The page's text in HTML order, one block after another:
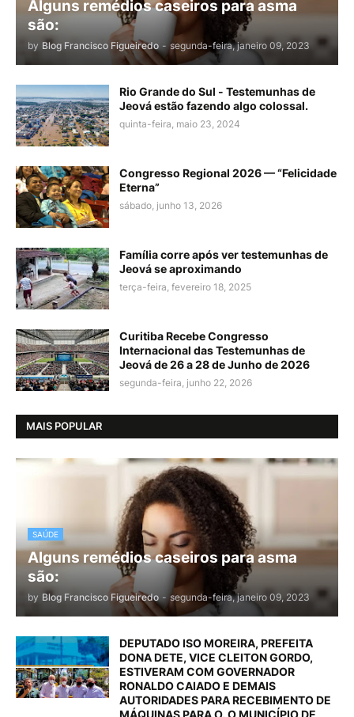
Alguns remédios caseiros para asma
são:
by Blog Francisco Figueiredo - segunda-feira, janeiro 09, 2023
Rio Grande do Sul - Testemunhas de
Jeová estão fazendo algo colossal.
quinta-feira, maio 23, 2024
Congresso Regional 2026 — “Felicidade
Eterna”
sábado, junho 13, 2026
Família corre após ver testemunhas de
Jeová se aproximando
terça-feira, fevereiro 18, 2025
Curitiba Recebe Congresso
Internacional das Testemunhas de
Jeová de 26 a 28 de Junho de 2026
segunda-feira, junho 22, 2026
MAIS POPULAR
SAÚDE
Alguns remédios caseiros para asma
são:
by Blog Francisco Figueiredo - segunda-feira, janeiro 09, 2023
DEPUTADO ISO MOREIRA, PREFEITA
DONA DETE, VICE CLEITON GORDO,
ESTIVERAM COM GOVERNADOR
RONALDO CAIADO E DEMAIS
AUTORIDADES PARA RECEBIMENTO DE
MÁQUINAS PARA O. O MUNICÍPIO DE